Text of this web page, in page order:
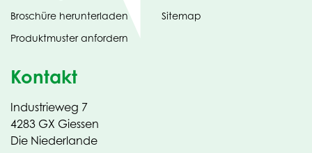
Broschüre herunterladen(opens
in
new
Produktmuster anfordern
Sitemap
Kontakt
Industrieweg 7
4283 GX Giessen
Die Niederlande